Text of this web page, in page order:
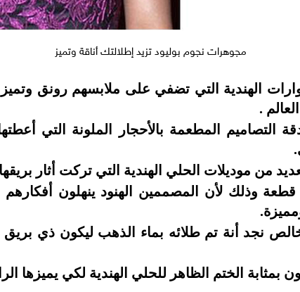
مجوهرات نجوم بوليود تزيد إطلالتك أناقة وتميز
الهندية التي تضفي على ملابسهم رونق
.
التصاميم المطعمة بالأحجار الملونة التي
من موديلات الحلي الهندية التي تركت أثار
وذلك لأن المصممين الهنود ينهلون
نجد أنة تم طلائه بماء الذهب ليكون ذي
بمثابة الختم الظاهر للحلي الهندية لكي يميزها